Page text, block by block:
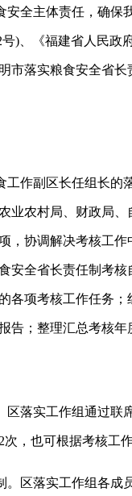
安全主体责任，确保
号) 、《福建省人民政
市落实粮食安全省长
工作副区长任组长
业农村局、财政局
，协调解决考核工
安全省长责任制考
各项考核工作任务
告；整理汇总考核
区落实工作组通过
2次，也可根据考核工
。区落实工作组各